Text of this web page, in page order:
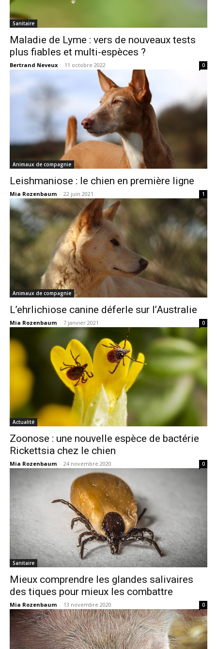
Sanitaire
Maladie de Lyme : vers de nouveaux tests
plus fiables et multi-espèces ?
Bertrand Neveux - 11 octobre 2022 0
Animaux de compagnie
Leishmaniose : le chien en première ligne
Mia Rozenbaum - 22 juin 2021 1
Animaux de compagnie
L’ehrlichiose canine déferle sur l’Australie
Mia Rozenbaum - 7 janvier 2021 0
Actualité
Zoonose : une nouvelle espèce de bactérie
Rickettsia chez le chien
Mia Rozenbaum - 24 novembre 2020 0
Sanitaire
Mieux comprendre les glandes salivaires
des tiques pour mieux les combattre
Mia Rozenbaum - 13 novembre 2020 0